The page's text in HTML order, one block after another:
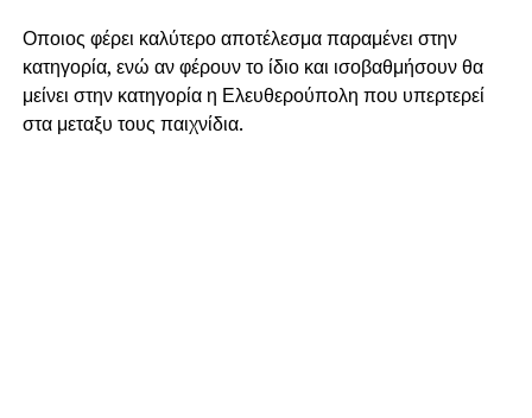
Οποιος φέρει καλύτερο αποτέλεσμα παραμένει στην
κατηγορία, ενώ αν φέρουν το ίδιο και ισοβαθμήσουν θα
μείνει στην κατηγορία η Ελευθερούπολη που υπερτερεί
στα μεταξυ τους παιχνίδια.